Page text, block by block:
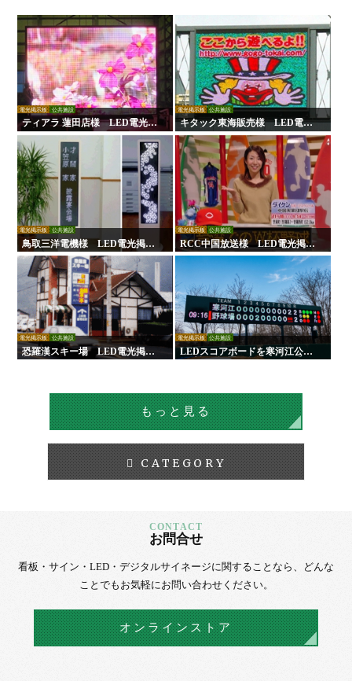
電光掲示板 公共施設
ティアラ 蓮田店様 LED電光掲
示板
電光掲示板 公共施設
キタック東海販売様 LED電光
掲示板
電光掲示板 公共施設
鳥取三洋電機様 LED電光掲示
板
電光掲示板 公共施設
RCC中国放送様 LED電光掲示
板
電光掲示板 公共施設
恐羅漢スキー場 LED電光掲示
板
電光掲示板 公共施設
LEDスコアボードを寒河江公園
野球場に設置｜負担軽減！手動
もっと見る
CATEGORY
お問合せ
看板・サイン・LED・デジタルサイネージに関することなら、
どんな
ことでもお気軽にお問い合わせください。
オンラインストア